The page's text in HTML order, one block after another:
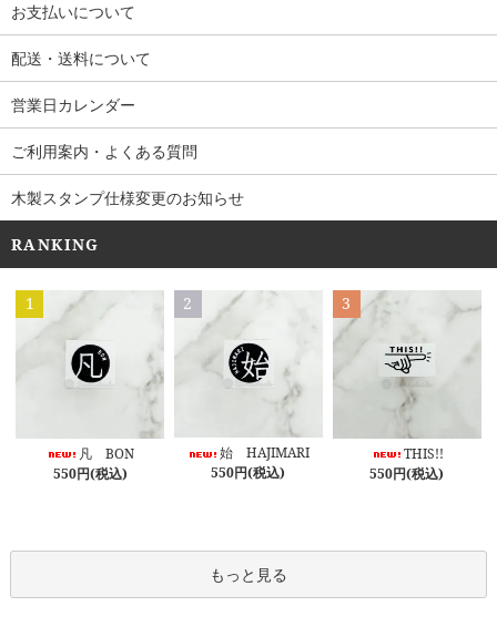
お支払いについて
配送・送料について
営業日カレンダー
ご利用案内・よくある質問
木製スタンプ仕様変更のお知らせ
RANKING
1
凡 BON
550円(税込)
2
始 HAJIMARI
550円(税込)
3
THIS!!
550円(税込)
もっと見る